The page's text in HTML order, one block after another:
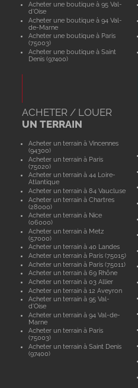
Acheter une boutique à 95 Val-
d'Oise
Acheter une boutique à 94 Val-
de-Marne
Acheter une boutique à Paris
(75003)
Acheter une boutique à Saint
Denis (97400)
ACHETER / LOUER
UN TERRAIN
Acheter un terrain à Vincennes
(94300)
Acheter un terrain à Paris
(75020)
Acheter un terrain à 44 Loire-
Atlantique
Acheter un terrain à 84 Vaucluse
Acheter un terrain à Chartres
(28000)
Acheter un terrain à Nice
(06000)
Acheter un terrain à Metz
(57000)
Acheter un terrain à 40 Landes
Acheter un terrain à Paris (75015)
Acheter un terrain à Paris (75011)
Acheter un terrain à 69 Rhône
Acheter un terrain à 03 Allier
Acheter un terrain à 12 Aveyron
Acheter un terrain à 95 Val-
d'Oise
Acheter un terrain à 94 Val-de-
Marne
Acheter un terrain à Paris
(75003)
Acheter un terrain à Saint Denis
(97400)